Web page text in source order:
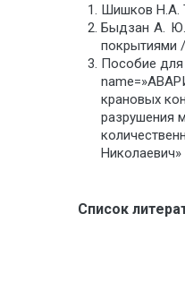
Шишков Н.А.
Быдзан А.
покрытиями
Пособие для
крановых
разрушения
Список